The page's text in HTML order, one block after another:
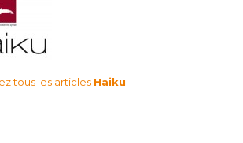
tous les articles Haiku